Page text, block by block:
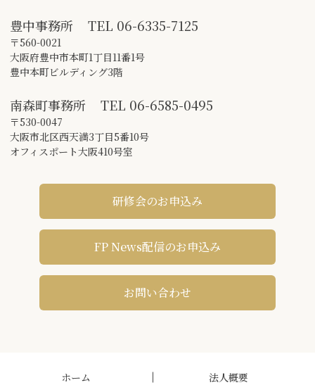
豊中事務所 TEL 06-6335-7125
〒560-0021
大阪府豊中市本町1丁目11番1号
豊中本町ビルディング3階
南森町事務所 TEL 06-6585-0495
〒530-0047
大阪市北区西天満3丁目5番10号
オフィスポート大阪410号室
研修会のお申込み
FP News配信のお申込み
お問い合わせ
ホーム 法人概要